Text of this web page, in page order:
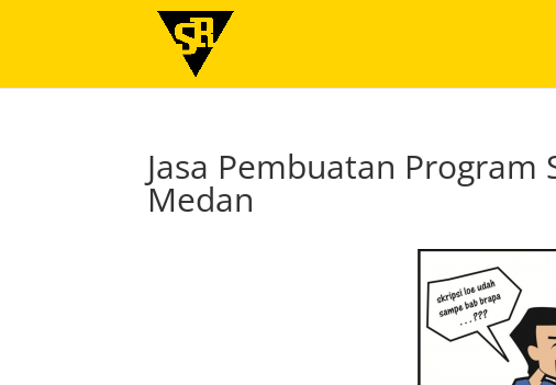
Jasa Pembuatan
Medan